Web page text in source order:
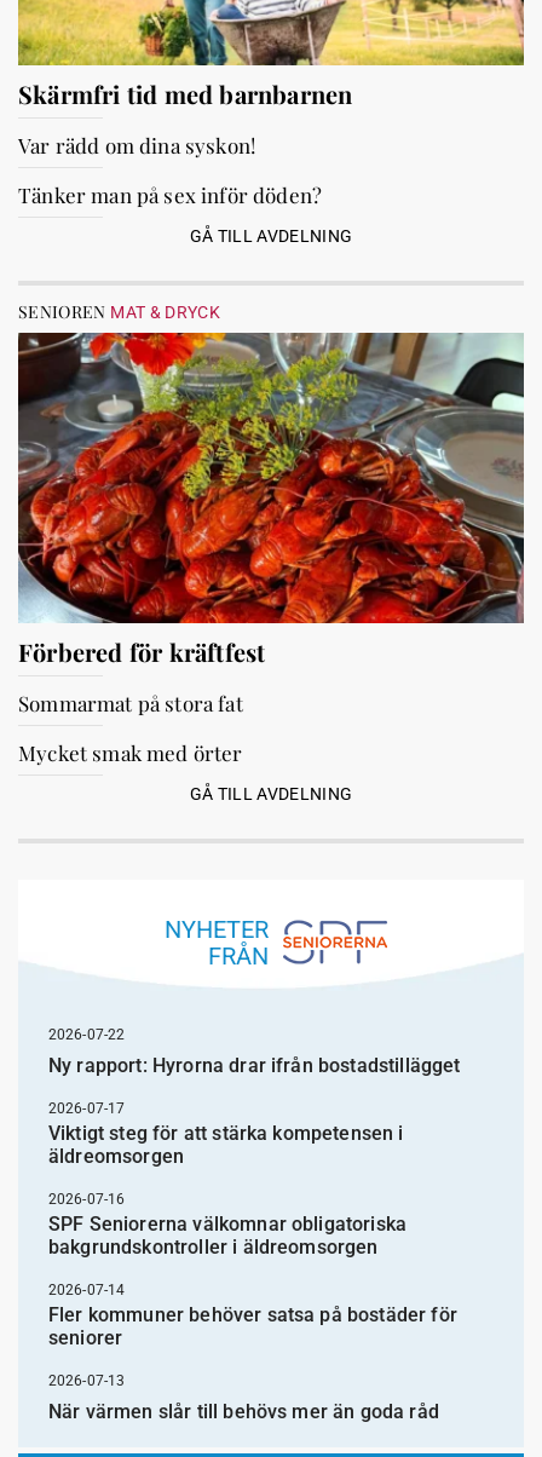
Skärmfri tid med barnbarnen
Var rädd om dina syskon!
Tänker man på sex inför döden?
GÅ TILL AVDELNING
SENIOREN MAT & DRYCK
Förbered för kräftfest
Sommarmat på stora fat
Mycket smak med örter
GÅ TILL AVDELNING
NYHETER
FRÅN
2026-07-22
Ny rapport: Hyrorna drar ifrån bostadstillägget
2026-07-17
Viktigt steg för att stärka kompetensen i
äldreomsorgen
2026-07-16
SPF Seniorerna välkomnar obligatoriska
bakgrundskontroller i äldreomsorgen
2026-07-14
Fler kommuner behöver satsa på bostäder för
seniorer
2026-07-13
När värmen slår till behövs mer än goda råd